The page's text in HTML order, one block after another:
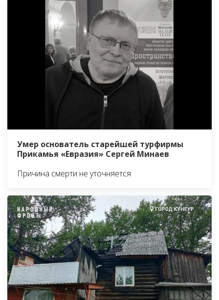
Умер основатель старейшей турфирмы
Прикамья «Евразия» Сергей Минаев
Причина смерти не уточняется